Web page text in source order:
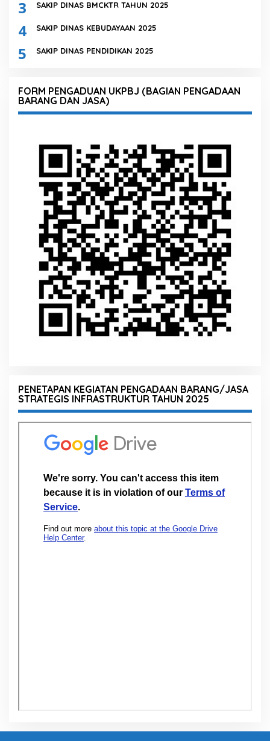
3 SAKIP DINAS BMCKTR TAHUN 2025
4 SAKIP DINAS KEBUDAYAAN 2025
5 SAKIP DINAS PENDIDIKAN 2025
FORM PENGADUAN UKPBJ (BAGIAN PENGADAAN
BARANG DAN JASA)
PENETAPAN KEGIATAN PENGADAAN BARANG/JASA
STRATEGIS INFRASTRUKTUR TAHUN 2025